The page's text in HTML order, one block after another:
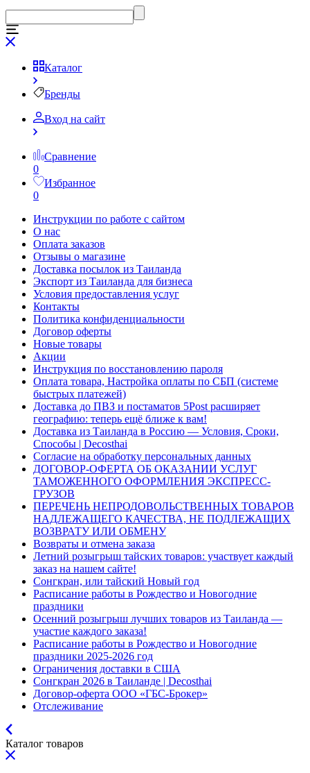
Каталог
Бренды
Вход на сайт
Сравнение
0
Избранное
0
Инструкции по работе с сайтом
О нас
Оплата заказов
Отзывы о магазине
Доставка посылок из Таиланда
Экспорт из Таиланда для бизнеса
Условия предоставления услуг
Контакты
Политика конфиденциальности
Договор оферты
Новые товары
Акции
Инструкция по восстановлению пароля
Оплата товара, Настройка оплаты по СБП (системе
быстрых платежей)
Доставка до ПВЗ и постаматов 5Post расширяет
географию: теперь ещё ближе к вам!
Доставка из Таиланда в Россию — Условия, Сроки,
Способы | Decosthai
Согласие на обработку персональных данных
ДОГОВОР-ОФЕРТА ОБ ОКАЗАНИИ УСЛУГ
ТАМОЖЕННОГО ОФОРМЛЕНИЯ ЭКСПРЕСС-
ГРУЗОВ
ПЕРЕЧЕНЬ НЕПРОДОВОЛЬСТВЕННЫХ ТОВАРОВ
НАДЛЕЖАЩЕГО КАЧЕСТВА, НЕ ПОДЛЕЖАЩИХ
ВОЗВРАТУ ИЛИ ОБМЕНУ
Возвраты и отмена заказа
Летний розыгрыш тайских товаров: участвует каждый
заказ на нашем сайте!
Сонгкран, или тайский Новый год
Расписание работы в Рождество и Новогодние
праздники
Осенний розыгрыш лучших товаров из Таиланда —
участие каждого заказа!
Расписание работы в Рождество и Новогодние
праздники 2025-2026 год
Ограничения доставки в США
Сонгкран 2026 в Таиланде | Decosthai
Договор-оферта ООО «ГБС-Брокер»
Отслеживание
Каталог товаров